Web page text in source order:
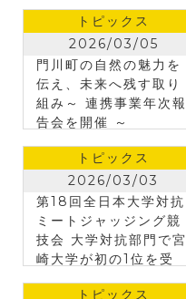
トピックス
2026/03/05
門川町の自然の魅力を
伝え、未来へ残す取り
組み～ 連携事業年次報
告会を開催 ～
トピックス
2026/03/03
第18回全日本大学対抗
ミートジャッジング競
技会 大学対抗部門で宮
崎大学が初の1位を受
トピックス